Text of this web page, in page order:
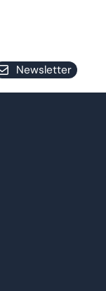
Newsletter